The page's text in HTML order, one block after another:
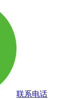
联系电话